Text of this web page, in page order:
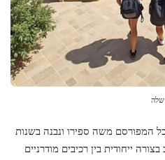
שלה
המפורסם משה ספירו ונבנה בשנות
הוא משלב בצורה ייחודית בין רכיבים מודרניים